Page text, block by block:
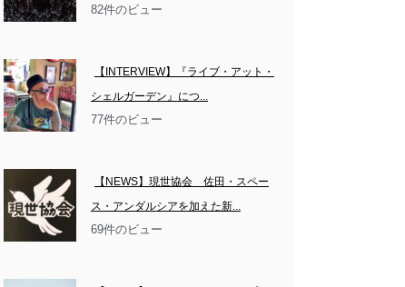
82件のビュー
【INTERVIEW】『ライブ・アット・
シェルガーデン』につ...
77件のビュー
【NEWS】現世協会　佐田・スペー
ス・アンダルシアを加えた新...
69件のビュー